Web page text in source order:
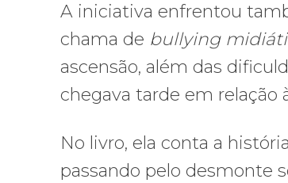
A iniciativa enfrentou
chama de bullying
ascensão, além das
chegava tarde em relação
No livro, ela conta a
passando pelo desmonte